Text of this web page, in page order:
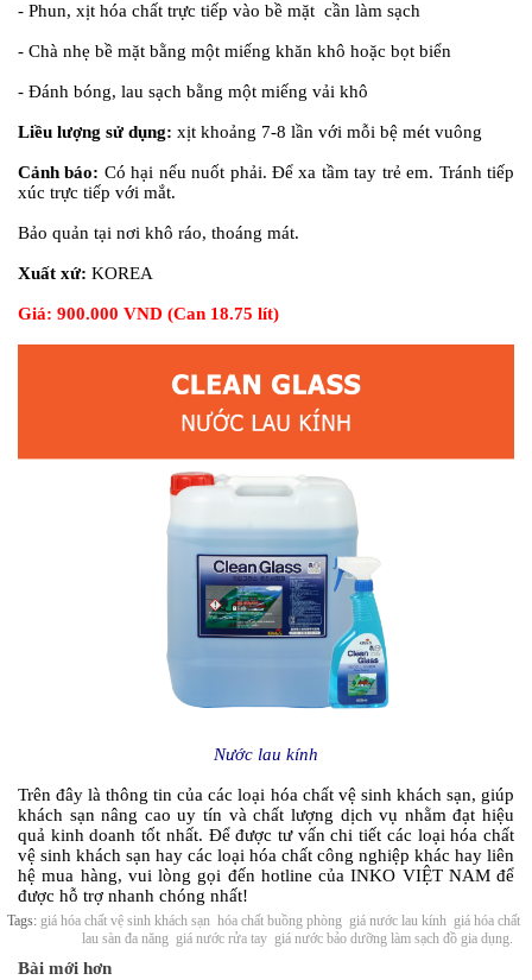
- Phun, xịt hóa chất trực tiếp vào bề mặt cần làm sạch
- Chà nhẹ bề mặt bằng một miếng khăn khô hoặc bọt biển
- Đánh bóng, lau sạch bằng một miếng vải khô
Liều lượng sử dụng: xịt khoảng 7-8 lần với mỗi bệ mét vuông
Cảnh báo: Có hại nếu nuốt phải. Để xa tầm tay trẻ em. Tránh tiếp
xúc trực tiếp với mắt.
Bảo quản tại nơi khô ráo, thoáng mát.
Xuất xứ: KOREA
Giá: 900.000 VND (Can 18.75 lít)
Nước lau kính
Trên đây là thông tin của các loại hóa chất vệ sinh khách sạn, giúp
khách sạn nâng cao uy tín và chất lượng dịch vụ nhằm đạt hiệu
quả kinh doanh tốt nhất. Để được tư vấn chi tiết các loại hóa chất
vệ sinh khách sạn hay các loại hóa chất công nghiệp khác hay liên
hệ mua hàng, vui lòng gọi đến hotline của INKO VIỆT NAM để
được hỗ trợ nhanh chóng nhất!
Tags: giá hóa chất vệ sinh khách sạn hóa chất buồng phòng giá nước lau kính giá hóa chất
lau sàn đa năng giá nước rửa tay giá nước bảo dưỡng làm sạch đồ gia dụng.
Bài mới hơn